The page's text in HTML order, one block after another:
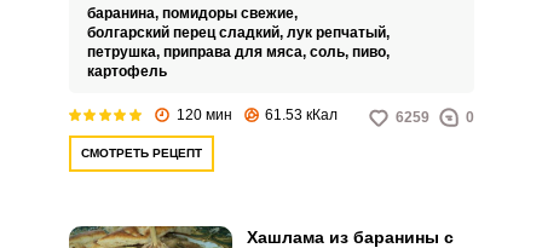
этой хашламы лучше всего
подходят бараньи ребрышки.
баранина, помидоры свежие,
болгарский перец сладкий, лук репчатый,
петрушка, приправа для мяса, соль, пиво,
картофель
120 мин 61.53 кКал 6259 0
СМОТРЕТЬ РЕЦЕПТ
Хашлама из баранины с